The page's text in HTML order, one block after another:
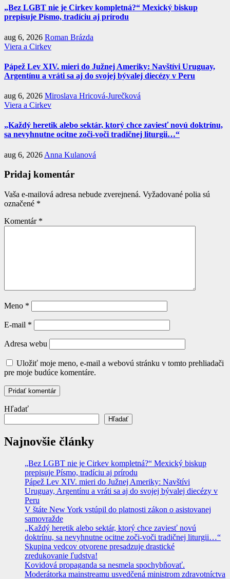
„Bez LGBT nie je Cirkev kompletná?“ Mexický biskup
prepisuje Písmo, tradíciu aj prírodu
aug 6, 2026 Roman Brázda
Viera a Cirkev
Pápež Lev XIV. mieri do Južnej Ameriky: Navštívi Uruguay,
Argentínu a vráti sa aj do svojej bývalej diecézy v Peru
aug 6, 2026 Miroslava Hricová-Jurečková
Viera a Cirkev
„Každý heretik alebo sektár, ktorý chce zaviesť novú doktrínu,
sa nevyhnutne ocitne zoči-voči tradičnej liturgii…“
aug 6, 2026 Anna Kulanová
Pridaj komentár
Vaša e-mailová adresa nebude zverejnená. Vyžadované polia sú
označené *
Komentár *
Meno *
E-mail *
Adresa webu
Uložiť moje meno, e-mail a webovú stránku v tomto prehliadači
pre moje budúce komentáre.
Hľadať
Hľadať
Najnovšie články
„Bez LGBT nie je Cirkev kompletná?“ Mexický biskup
prepisuje Písmo, tradíciu aj prírodu
Pápež Lev XIV. mieri do Južnej Ameriky: Navštívi
Uruguay, Argentínu a vráti sa aj do svojej bývalej diecézy v
Peru
V štáte New York vstúpil do platnosti zákon o asistovanej
samovražde
„Každý heretik alebo sektár, ktorý chce zaviesť novú
doktrínu, sa nevyhnutne ocitne zoči-voči tradičnej liturgii…“
Skupina vedcov otvorene presadzuje drastické
zredukovanie ľudstva!
Kovidová propaganda sa nesmela spochybňovať.
Moderátorka mainstreamu usvedčená ministrom zdravotníctva